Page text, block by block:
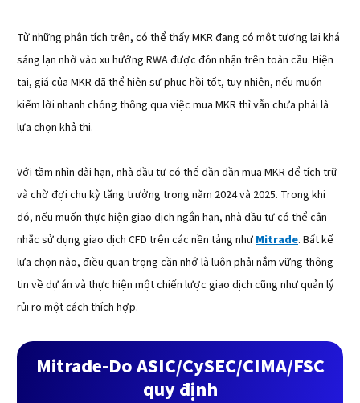
Từ những phân tích trên, có thể thấy MKR đang có một tương lai khá
sáng lạn nhờ vào xu hướng RWA được đón nhận trên toàn cầu. Hiện
tại, giá của MKR đã thể hiện sự phục hồi tốt, tuy nhiên, nếu muốn
kiếm lời nhanh chóng thông qua việc mua MKR thì vẫn chưa phải là
lựa chọn khả thi.
Với tầm nhìn dài hạn, nhà đầu tư có thể dần dần mua MKR để tích trữ
và chờ đợi chu kỳ tăng trưởng trong năm 2024 và 2025. Trong khi
đó, nếu muốn thực hiện giao dịch ngắn hạn, nhà đầu tư có thể cân
nhắc sử dụng giao dịch CFD trên các nền tảng nhưMitrade. Bất kể
lựa chọn nào, điều quan trọng cần nhớ là luôn phải nắm vững thông
tin về dự án và thực hiện một chiến lược giao dịch cũng như quản lý
rủi ro một cách thích hợp.
Mitrade-Do ASIC/CySEC/CIMA/FSC
quy định